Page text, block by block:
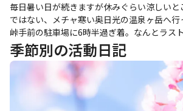
毎日暑い日が続きますが休みぐらい涼しい
ではない、メチャ寒い奥日光の温泉ヶ岳へ
峠手前の駐車場に6時半過ぎ着。なんとラス
って思ってましたが、ギリセーフ。 7時スタ
手な丸太階段。キッツイ。頑張って数十分
てきました。ここからはメチャクチャゆる
の濡れた笹漕ぎあります。短パンはやめた
こを抜けるともう直ぐ山頂。今日はガスガ
季節別の活動日記